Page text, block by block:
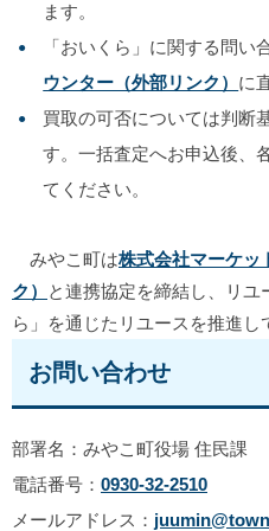
ます。
「おいくら」に関する問い
ウンター（外部リンク） に
買取の可否については判断
す。一括査定へお申込後、
てください。
みやこ町は株式会社マーケッ
ク）
と連携協定を締結し、リユ
ら」を通じたリユースを推進し
お問い合わせ
部署名：みやこ町役場 住民課
電話番号： 0930-32-2510
メールアドレス：